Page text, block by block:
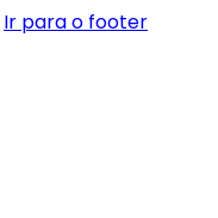
Ir para o footer